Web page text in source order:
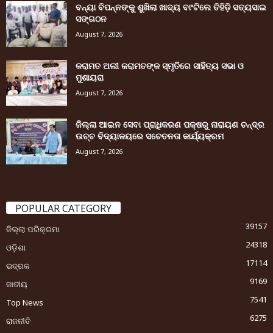
ବନ୍ୟା ବିପନ୍ନଙ୍କୁ ଶୁଖିଲା ଖାଦ୍ୟ ବାଂଟିଲେ ତିହିଡି଼ ସତ୍ୟସାଇ
ସଙ୍ଗଠନ
August 7, 2026
କରାମତ ଅଲୀ କରାମତଙ୍କ ସ୍ମୃତିରେ ସାହିତ୍ୟ ସଭା ଓ
ମୁଶାୟରା
August 7, 2026
ଜିଲ୍ଲା ଆଇନ ସେବା ପ୍ରାଧିକରଣ ପକ୍ଷରୁ ନାରାୟଣ ଚନ୍ଦ୍ର
ଉଚ୍ଚ ବିଦ୍ୟାଳୟରେ ସଚେତନତା କାର୍ଯ୍ୟକ୍ରମ
August 7, 2026
POPULAR CATEGORY
ଜିଲ୍ଲା ପରିକ୍ରମା
39157
ଓଡ଼ିଶା
24318
ଭଦ୍ରକ
17114
ଜାତୀୟ
9169
Top News
7541
ରାଜନୀତି
6275